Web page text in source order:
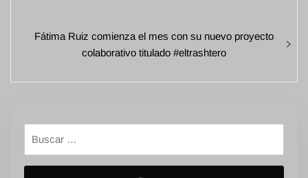
Entrada
Fátima Ruiz comienza el mes con su nuevo proyecto
colaborativo titulado #eltrashtero